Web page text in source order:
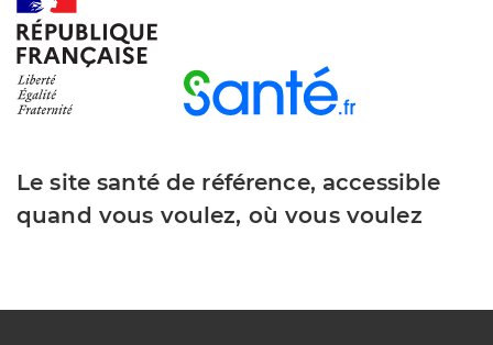
Le site santé de référence, accessible
quand vous voulez, où vous voulez